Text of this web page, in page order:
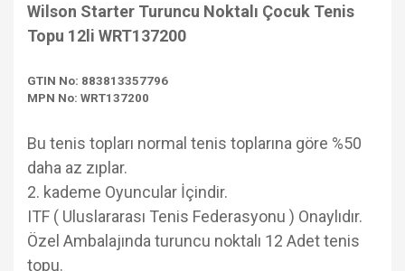
Wilson Starter Turuncu Noktalı Çocuk Tenis
Topu 12li WRT137200
GTIN No: 883813357796
MPN No: WRT137200
Bu tenis topları normal tenis toplarına göre %50
daha az zıplar.
2. kademe Oyuncular İçindir.
ITF ( Uluslararası Tenis Federasyonu ) Onaylıdır.
Özel Ambalajında turuncu noktalı 12 Adet tenis
topu.